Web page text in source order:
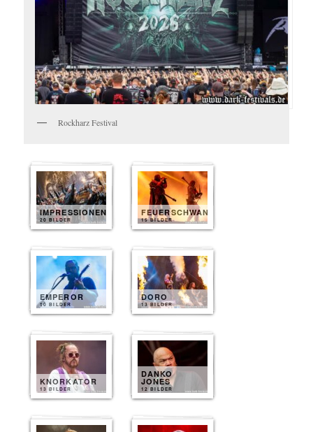
Rockharz Festival
IMPRESSIONEN
20 BILDER
FEUERSCHWANZ
15 BILDER
EMPEROR
10 BILDER
DORO
13 BILDER
KNORKATOR
13 BILDER
DANKO
JONES
12 BILDER